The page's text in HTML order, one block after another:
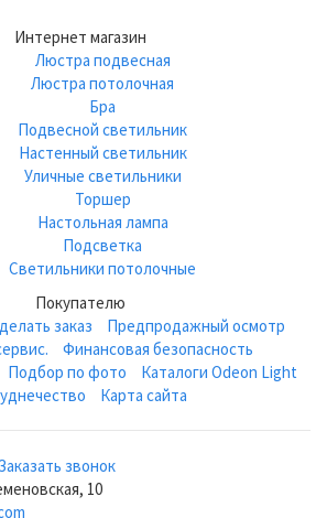
Интернет магазин
Люстра подвесная
Люстра потолочная
Бра
Подвесной светильник
Настенный светильник
Уличные светильники
Торшер
Настольная лампа
Подсветка
Светильники потолочные
Покупателю
заказ
Предпродажный осмотр
Финансовая безопасность
Подбор по фото
Каталоги Odeon Light
Карта сайта
звонок
10